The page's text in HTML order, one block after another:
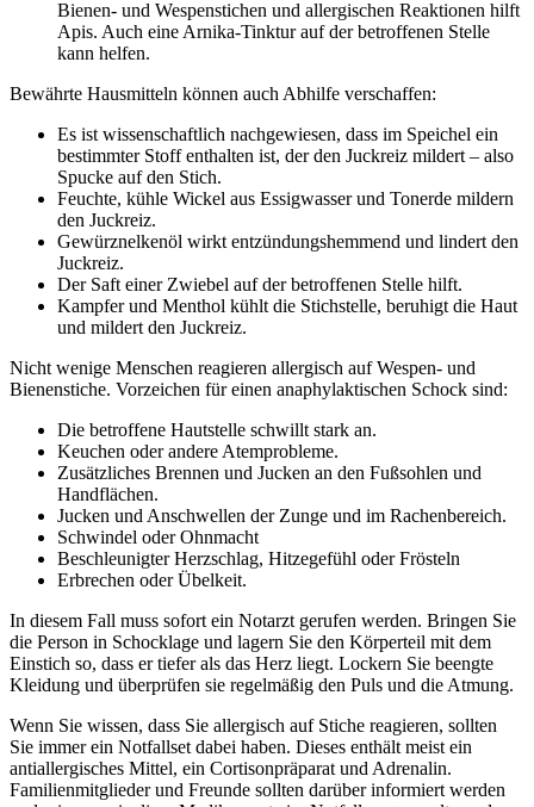
Bienen- und Wespenstichen und allergischen Reaktionen hilft
Apis. Auch eine Arnika-Tinktur auf der betroffenen Stelle
kann helfen.
Bewährte Hausmitteln können auch Abhilfe verschaffen:
Es ist wissenschaftlich nachgewiesen, dass im Speichel ein
bestimmter Stoff enthalten ist, der den Juckreiz mildert – also
Spucke auf den Stich.
Feuchte, kühle Wickel aus Essigwasser und Tonerde mildern
den Juckreiz.
Gewürznelkenöl wirkt entzündungshemmend und lindert den
Juckreiz.
Der Saft einer Zwiebel auf der betroffenen Stelle hilft.
Kampfer und Menthol kühlt die Stichstelle, beruhigt die Haut
und mildert den Juckreiz.
Nicht wenige Menschen reagieren allergisch auf Wespen- und
Bienenstiche. Vorzeichen für einen anaphylaktischen Schock sind:
Die betroffene Hautstelle schwillt stark an.
Keuchen oder andere Atemprobleme.
Zusätzliches Brennen und Jucken an den Fußsohlen und
Handflächen.
Jucken und Anschwellen der Zunge und im Rachenbereich.
Schwindel oder Ohnmacht
Beschleunigter Herzschlag, Hitzegefühl oder Frösteln
Erbrechen oder Übelkeit.
In diesem Fall muss sofort ein Notarzt gerufen werden. Bringen Sie
die Person in Schocklage und lagern Sie den Körperteil mit dem
Einstich so, dass er tiefer als das Herz liegt. Lockern Sie beengte
Kleidung und überprüfen sie regelmäßig den Puls und die Atmung.
Wenn Sie wissen, dass Sie allergisch auf Stiche reagieren, sollten
Sie immer ein Notfallset dabei haben. Dieses enthält meist ein
antiallergisches Mittel, ein Cortisonpräparat und Adrenalin.
Familienmitglieder und Freunde sollten darüber informiert werden